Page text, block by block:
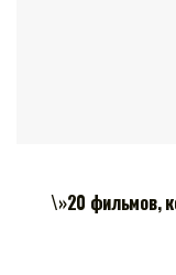
\»20 фильмов,